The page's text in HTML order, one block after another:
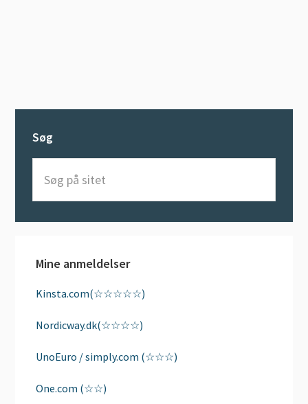
Søg
sitet
Mine anmeldelser
Kinsta.com(☆☆☆☆☆)
Nordicway.dk(☆☆☆☆)
UnoEuro / simply.com (☆☆☆)
One.com (☆☆)